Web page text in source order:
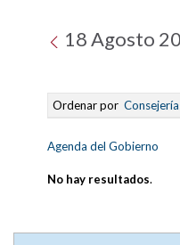
18 Agosto
Ordenar por
Agenda del Gobierno
No hay resultados.